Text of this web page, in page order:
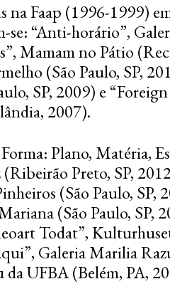
Faap (1996-1999)
se: “Anti-horário”,
Mamam no Pátio
(São Paulo, SP,
SP, 2009) e
2007).
Plano, Matéria,
Preto, SP,
(São Paulo, SP,
(São Paulo, SP,
Todat”,
Galeria Marilia
da UFBA (Belém, PA,